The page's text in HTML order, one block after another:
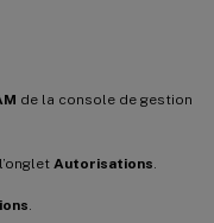
de la console de gestion
Autorisations